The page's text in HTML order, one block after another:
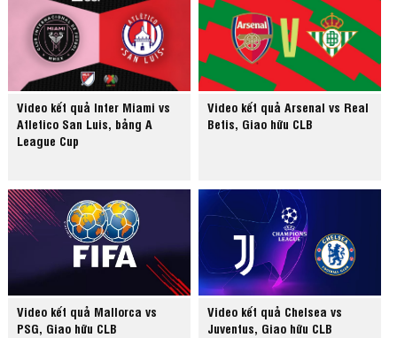
Video kết quả Inter Miami vs
Atletico San Luis, bảng A
League Cup
Video kết quả Arsenal vs Real
Betis, Giao hữu CLB
Video kết quả Mallorca vs
PSG, Giao hữu CLB
Video kết quả Chelsea vs
Juventus, Giao hữu CLB